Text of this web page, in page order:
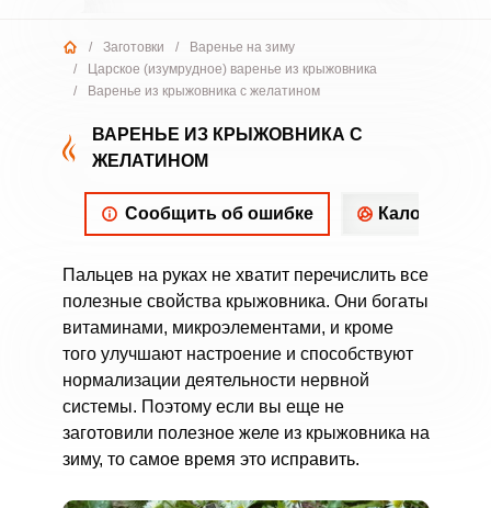
/ Заготовки /
Варенье на зиму
/
Царское (изумрудное) варенье из крыжовника
/
Варенье из крыжовника с желатином
ВАРЕНЬЕ ИЗ КРЫЖОВНИКА С
ЖЕЛАТИНОМ
Сообщить об ошибке
Пальцев на руках не хватит перечислить все
полезные свойства крыжовника. Они богаты
витаминами, микроэлементами, и кроме
того улучшают настроение и способствуют
нормализации деятельности нервной
системы. Поэтому если вы еще не
заготовили полезное желе из крыжовника на
зиму, то самое время это исправить.